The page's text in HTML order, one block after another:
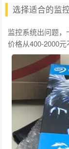
选择适合的监
监控系统出问题
价格从400-2000元